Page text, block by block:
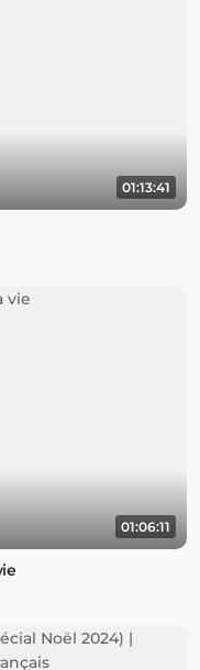
01:13:41
01:06:11